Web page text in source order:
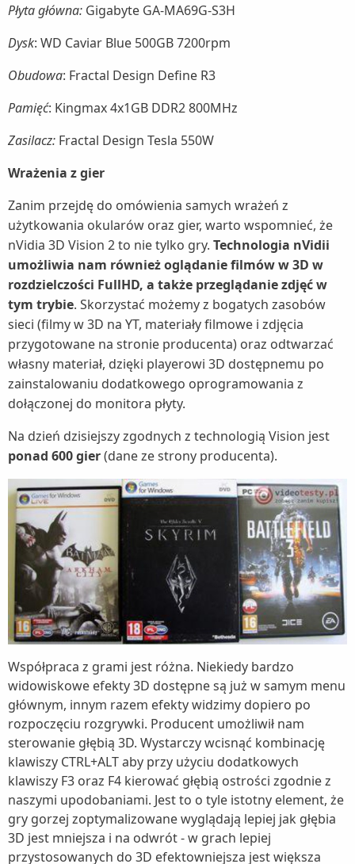
Płyta główna: Gigabyte GA-MA69G-S3H
Dysk: WD Caviar Blue 500GB 7200rpm
Obudowa: Fractal Design Define R3
Pamięć: Kingmax 4x1GB DDR2 800MHz
Zasilacz: Fractal Design Tesla 550W
Wrażenia z gier
Zanim przejdę do omówienia samych wrażeń z
użytkowania okularów oraz gier, warto wspomnieć, że
nVidia 3D Vision 2 to nie tylko gry. Technologia nVidii
umożliwia nam również oglądanie filmów w 3D w
rozdzielczości FullHD, a także przeglądanie zdjęć w
tym trybie. Skorzystać możemy z bogatych zasobów
sieci (filmy w 3D na YT, materiały filmowe i zdjęcia
przygotowane na stronie producenta) oraz odtwarzać
własny materiał, dzięki playerowi 3D dostępnemu po
zainstalowaniu dodatkowego oprogramowania z
dołączonej do monitora płyty.
Na dzień dzisiejszy zgodnych z technologią Vision jest
ponad 600 gier(dane ze strony producenta).
Współpraca z grami jest różna. Niekiedy bardzo
widowiskowe efekty 3D dostępne są już w samym menu
głównym, innym razem efekty widzimy dopiero po
rozpoczęciu rozgrywki. Producent umożliwił nam
sterowanie głębią 3D. Wystarczy wcisnąć kombinację
klawiszy CTRL+ALT aby przy użyciu dodatkowych
klawiszy F3 oraz F4 kierować głębią ostrości zgodnie z
naszymi upodobaniami. Jest to o tyle istotny element, że
gry gorzej zoptymalizowane wyglądają lepiej jak głębia
3D jest mniejsza i na odwrót - w grach lepiej
przystosowanych do 3D efektowniejsza jest większa